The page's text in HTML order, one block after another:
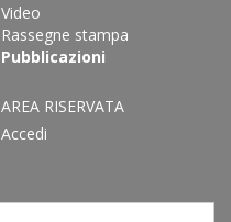
Video
Rassegne stampa
Pubblicazioni
AREA RISERVATA
Accedi